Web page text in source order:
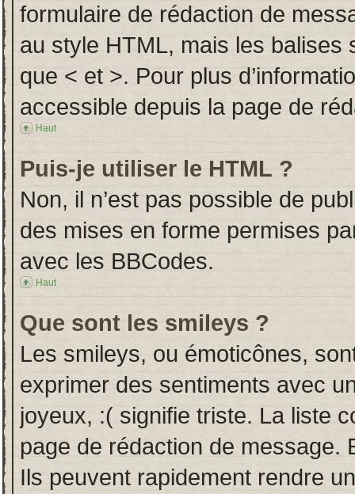
formulaire de rédaction de
au style HTML, mais les
que < et >. Pour plus
accessible depuis la page de
Haut
Puis-je utiliser le HTML ?
Non, il n’est pas possible de
des mises en forme permises
avec les BBCodes.
Haut
Que sont les smileys ?
Les smileys, ou émoticônes,
exprimer des sentiments avec
joyeux, :( signifie triste. La liste
page de rédaction de message.
Ils peuvent rapidement rendre